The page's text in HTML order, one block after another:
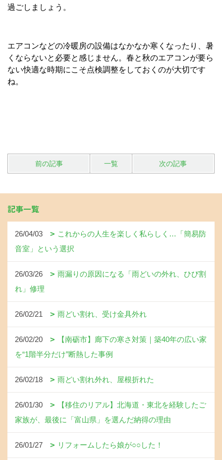
過ごしましょう。
エアコンなどの冷暖房の設備はなかなか寒くなったり、暑
くならないと必要と感じません。春と秋のエアコンが要ら
ない快適な時期にこそ点検調整をしておくのが大切です
ね。
前の記事 一覧 次の記事
記事一覧
26/04/03
これからの人生を楽しく私らしく…「簡易防
音室」という選択
26/03/26
雨漏りの原因になる「雨どいの外れ、ひび割
れ」修理
26/02/21 雨どい割れ、受け金具外れ
26/02/20
【南砺市】廊下の寒さ対策｜築40年の広い家
を“1階半分だけ”断熱した事例
26/02/18 雨どい割れ外れ、屋根折れた
26/01/30
【移住のリアル】北海道・東北を経験したご
家族が、最後に「富山県」を選んだ納得の理由
26/01/27 リフォームしたら娘が○○した！